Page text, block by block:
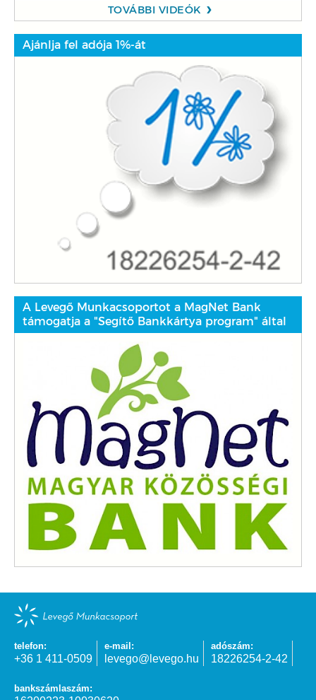
TOVÁBBI VIDEÓK
Ajánlja fel adója 1%-át
A Levegő Munkacsoportot a MagNet Bank
támogatja a "Segítő Bankkártya program" által
telefon:
+36 1 411-0509
e-mail:
levego@levego.hu
adószám:
18226254-2-42
bankszámlaszám: